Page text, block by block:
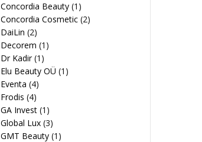
Concordia Beauty (1)
Concordia Cosmetic (2)
DaiLin (2)
Decorem (1)
Dr Kadir (1)
Elu Beauty OÜ (1)
Eventa (4)
Frodis (4)
GA Invest (1)
Global Lux (3)
GMT Beauty (1)